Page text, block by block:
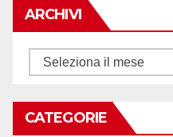
ARCHIVI
Archivi
CATEGORIE